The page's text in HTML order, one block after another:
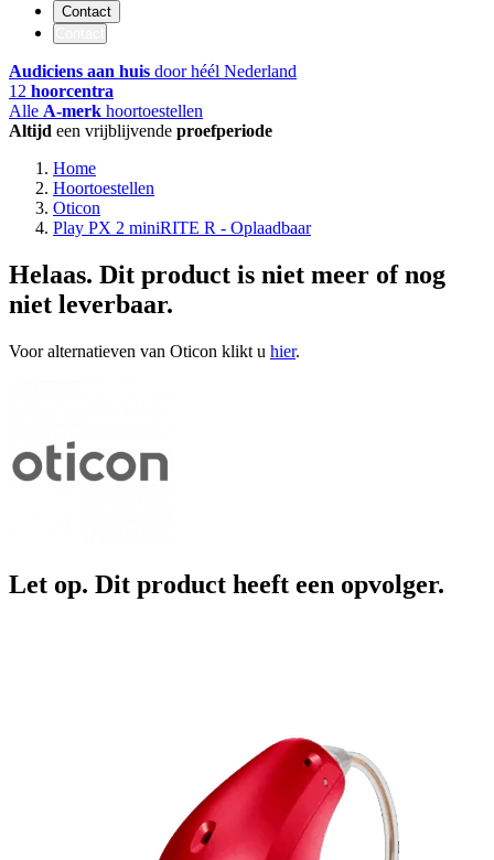
Contact
Audiciens aan huis door héél Nederland
12 hoorcentra
Alle A-merk hoortoestellen
Altijd een vrijblijvende proefperiode
Home
Hoortoestellen
Oticon
Play PX 2 miniRITE R - Oplaadbaar
Helaas. Dit product is niet meer of nog
niet leverbaar.
Voor alternatieven van Oticon klikt u hier.
Let op. Dit product heeft een opvolger.